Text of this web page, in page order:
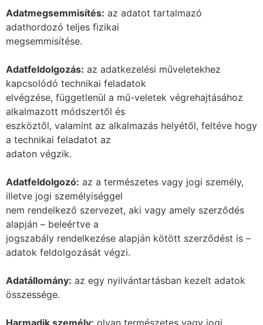
Adatmegsemmisítés: az adatot tartalmazó
adathordozó teljes fizikai
megsemmisítése.
Adatfeldolgozás: az adatkezelési műveletekhez
kapcsolódó technikai feladatok
elvégzése, függetlenül a mű-veletek végrehajtásához
alkalmazott módszertől és
eszköztől, valamint az alkalmazás helyétől, feltéve hogy
a technikai feladatot az
adaton végzik.
Adatfeldolgozó: az a természetes vagy jogi személy,
illetve jogi személyiséggel
nem rendelkező szervezet, aki vagy amely szerződés
alapján – beleértve a
jogszabály rendelkezése alapján kötött szerződést is –
adatok feldolgozását végzi.
Adatállomány: az egy nyilvántartásban kezelt adatok
összessége.